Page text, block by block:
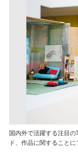
国内外で活躍する注目
ド、作品に関すること